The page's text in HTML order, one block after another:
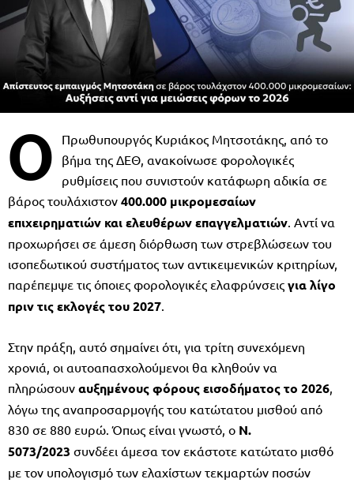
Ο
Πρωθυπουργός Κυριάκος Μητσοτάκης, από το
βήμα της ΔΕΘ, ανακοίνωσε φορολογικές
ρυθμίσεις που συνιστούν κατάφωρη αδικία σε
βάρος τουλάχιστον 400.000 μικρομεσαίων
επιχειρηματιών και ελευθέρων επαγγελματιών . Αντί να
προχωρήσει σε άμεση διόρθωση των στρεβλώσεων του
ισοπεδωτικού συστήματος των αντικειμενικών κριτηρίων,
παρέπεμψε τις όποιες φορολογικές ελαφρύνσεις για λίγο
πριν τις εκλογές του 2027
Στην πράξη, αυτό σημαίνει ότι, για τρίτη συνεχόμενη
χρονιά, οι αυτοαπασχολούμενοι θα κληθούν να
πληρώσουν αυξημένους φόρους εισοδήματος το 2026
λόγω της αναπροσαρμογής του κατώτατου μισθού από
830 σε 880 ευρώ. Όπως είναι γνωστό, ο Ν.
5073/2023 συνδέει άμεσα τον εκάστοτε κατώτατο μισθό
με τον υπολογισμό των ελαχίστων τεκμαρτών ποσών